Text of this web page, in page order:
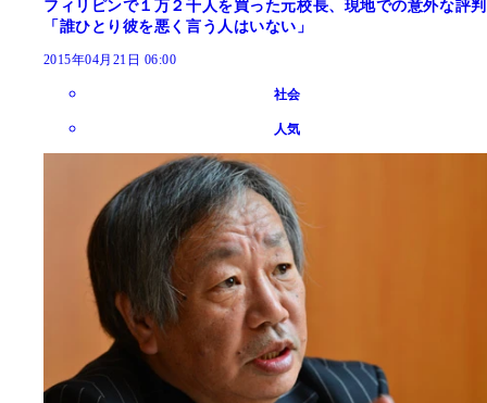
フィリピンで１万２千人を買った元校長、現地での意外な評判
「誰ひとり彼を悪く言う人はいない」
2015年04月21日 06:00
社会
人気